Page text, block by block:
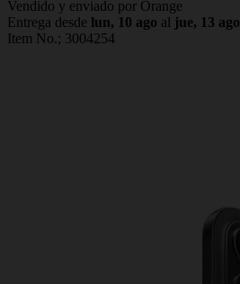
Vendido y enviado por Orange
Entrega desde lun, 10 ago al jue, 13 ago
Item No.; 3004254